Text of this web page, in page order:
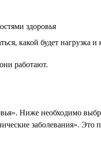
здоровья
какой будет нагрузка
работают.
Ниже необходимо
заболевания». Это